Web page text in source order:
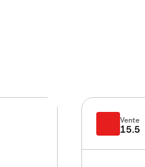
Vente
15.5